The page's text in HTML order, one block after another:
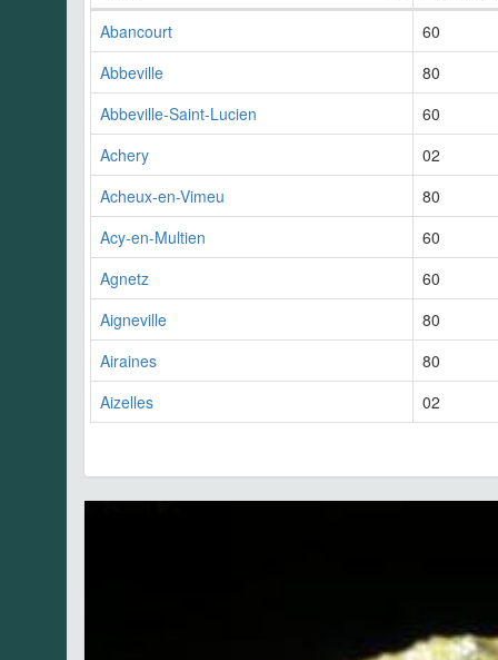
Abancourt
60
Abbeville
80
Abbeville-Saint-Lucien
60
Achery
02
Acheux-en-Vimeu
80
Acy-en-Multien
60
Agnetz
60
Aigneville
80
Airaines
80
Aizelles
02